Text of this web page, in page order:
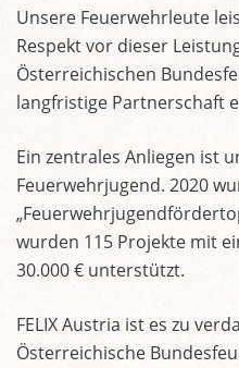
Unsere Feuerwehrleute
Respekt vor dieser
Österreichischen
langfristige Partnerschaft
Ein zentrales Anliegen ist
Feuerwehrjugend. 2020
wurden 115 Projekte mit
30.000 € unterstützt.
FELIX Austria ist es zu
Österreichische